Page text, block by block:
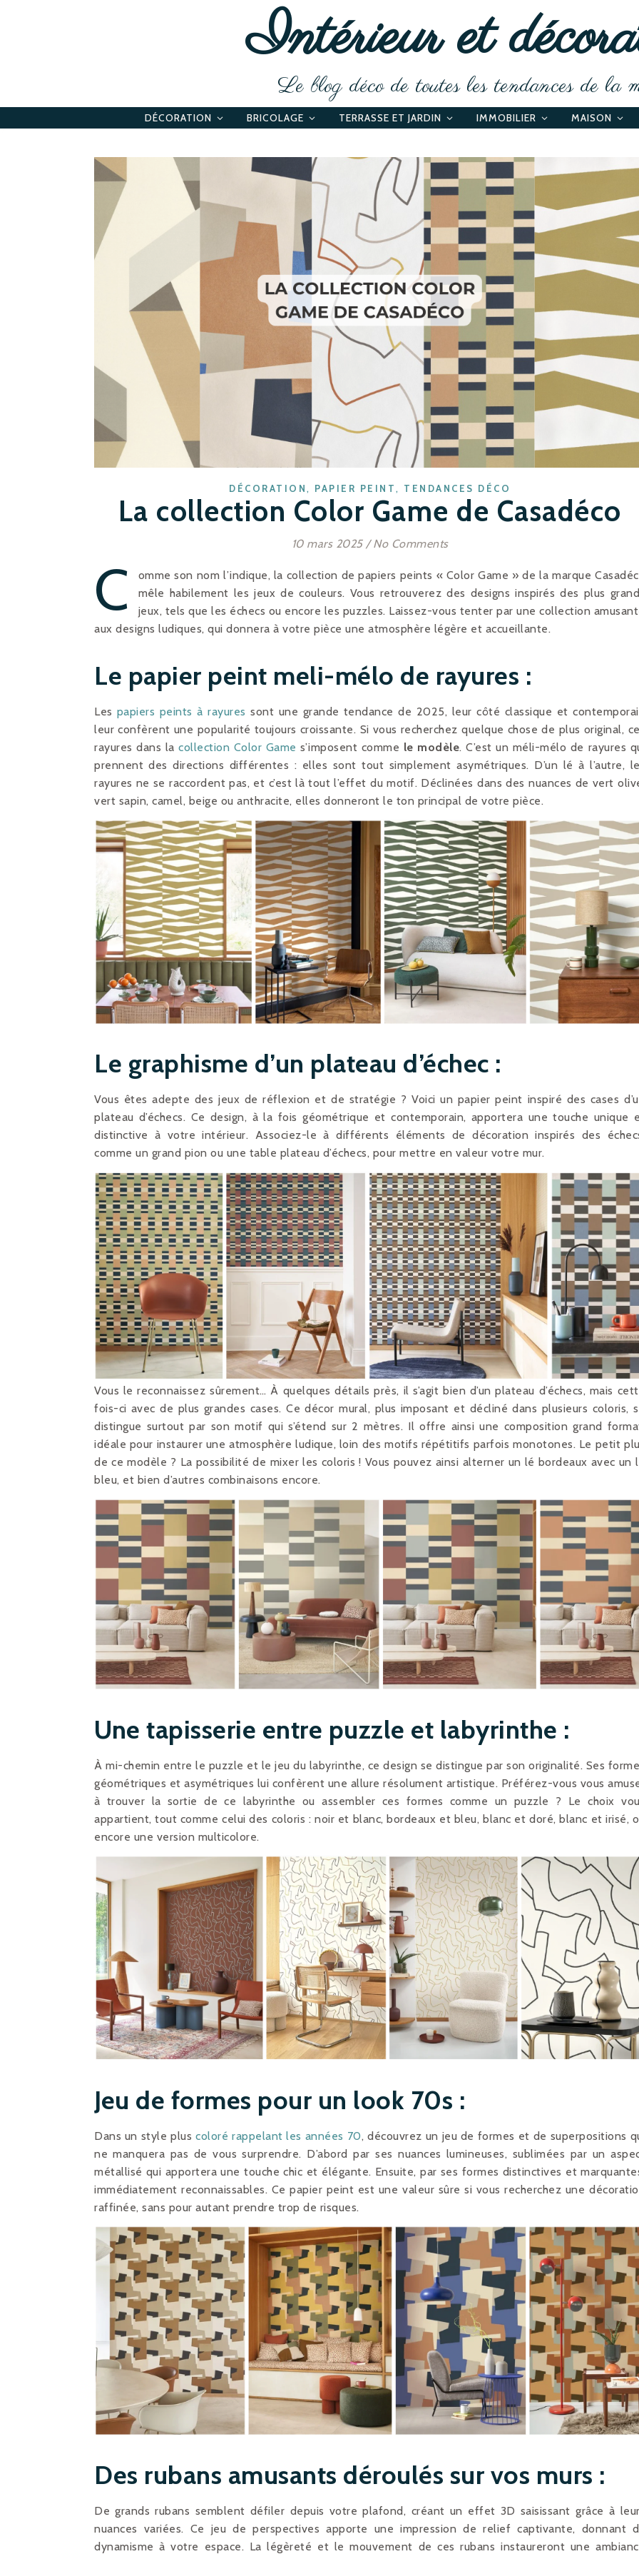
Intérieur et
Le blog déco de toutes les tendances de la
DÉCORATION BRICOLAGE TERRASSE ET JARDIN IMMOBILIER MAISON
DÉCORATION, PAPIER PEINT, TENDANCES DÉCO
La collection Color Game de Casadéco
10 mars 2025 / No Comments
C
omme son nom l’indique, la collection de papiers peints « Color Game » de la marque
mêle habilement les jeux de couleurs. Vous retrouverez des designs inspirés des plus
jeux, tels que les échecs ou encore les puzzles. Laissez-vous tenter par une collection
aux designs ludiques, qui donnera à votre pièce une atmosphère légère et accueillante.
Le papier peint meli-mélo de rayures :
Les papiers peints à rayures sont une grande tendance de 2025, leur côté classique et
leur confèrent une popularité toujours croissante. Si vous recherchez quelque chose de plus original,
rayures dans lacollection Color Game s’imposent comme le modèle. C’est un méli-mélo de rayures
prennent des directions différentes : elles sont tout simplement asymétriques. D’un lé à l’autre,
rayures ne se raccordent pas, et c’est là tout l’effet du motif. Déclinées dans des nuances de vert
vert sapin, camel, beige ou anthracite, elles donneront le ton principal de votre pièce.
Le graphisme d’un plateau d’échec :
Vous êtes adepte des jeux de réflexion et de stratégie ? Voici un papier peint inspiré des cases
plateau d’échecs. Ce design, à la fois géométrique et contemporain, apportera une touche unique
distinctive à votre intérieur. Associez-le à différents éléments de décoration inspirés des
comme un grand pion ou une table plateau d’échecs, pour mettre en valeur votre mur.
Vous le reconnaissez sûrement… À quelques détails près, il s’agit bien d’un plateau d’échecs, mais
fois-ci avec de plus grandes cases. Ce décor mural, plus imposant et décliné dans plusieurs coloris,
distingue surtout par son motif qui s’étend sur 2 mètres. Il offre ainsi une composition grand
idéale pour instaurer une atmosphère ludique, loin des motifs répétitifs parfois monotones. Le petit
de ce modèle ? La possibilité de mixer les coloris ! Vous pouvez ainsi alterner un lé bordeaux avec un
bleu, et bien d’autres combinaisons encore.
Une tapisserie entre puzzle et labyrinthe :
À mi-chemin entre le puzzle et le jeu du labyrinthe, ce design se distingue par son originalité. Ses
géométriques et asymétriques lui confèrent une allure résolument artistique. Préférez-vous vous
à trouver la sortie de ce labyrinthe ou assembler ces formes comme un puzzle ? Le choix
appartient, tout comme celui des coloris : noir et blanc, bordeaux et bleu, blanc et doré, blanc et irisé,
encore une version multicolore.
Jeu de formes pour un look 70s :
Dans un style pluscoloré rappelant les années 70, découvrez un jeu de formes et de superpositions
ne manquera pas de vous surprendre. D’abord par ses nuances lumineuses, sublimées par un
métallisé qui apportera une touche chic et élégante. Ensuite, par ses formes distinctives et
immédiatement reconnaissables. Ce papier peint est une valeur sûre si vous recherchez une
raffinée, sans pour autant prendre trop de risques.
Des rubans amusants déroulés sur vos murs :
De grands rubans semblent défiler depuis votre plafond, créant un effet 3D saisissant grâce à
nuances variées. Ce jeu de perspectives apporte une impression de relief captivante, donnant
dynamisme à votre espace. La légèreté et le mouvement de ces rubans instaureront une